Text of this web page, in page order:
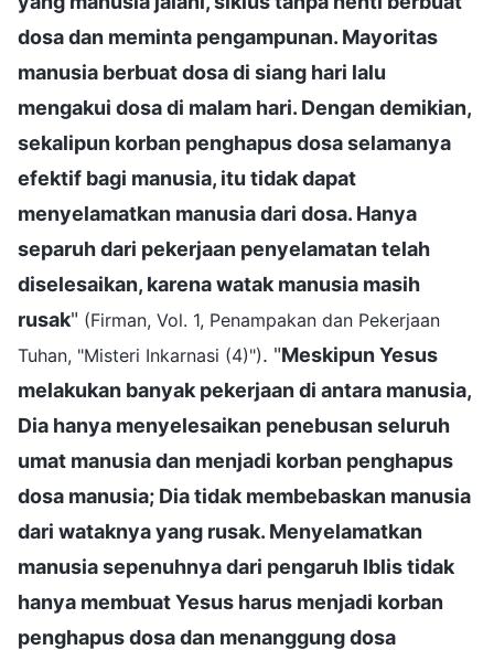
dosa dan meminta pengampunan. Mayoritas
manusia berbuat dosa di siang hari lalu
mengakui dosa di malam hari. Dengan demikian,
sekalipun korban penghapus dosa selamanya
efektif bagi manusia, itu tidak dapat
menyelamatkan manusia dari dosa. Hanya
separuh dari pekerjaan penyelamatan telah
diselesaikan, karena watak manusia masih
rusak" (Firman, Vol. 1, Penampakan dan Pekerjaan
Tuhan, "Misteri Inkarnasi (4)"). "Meskipun Yesus
melakukan banyak pekerjaan di antara manusia,
Dia hanya menyelesaikan penebusan seluruh
umat manusia dan menjadi korban penghapus
dosa manusia; Dia tidak membebaskan manusia
dari wataknya yang rusak. Menyelamatkan
manusia sepenuhnya dari pengaruh Iblis tidak
hanya membuat Yesus harus menjadi korban
penghapus dosa dan menanggung dosa